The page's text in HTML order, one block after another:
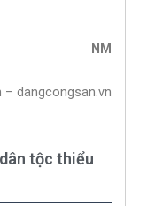
NM
– dangcongsan.vn
tộc thiểu